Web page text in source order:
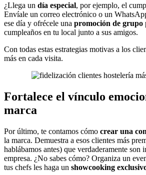
¿Llega un día especial, por ejemplo, el
Envíale un correo electrónico o un
ese día y ofrécele una promoción de grupo
cumpleaños en tu local junto a sus amigos.
Con todas estas estrategias motivas a los
más en cada visita.
Fortalece el vínculo
marca
Por último, te contamos cómo crear una
la marca. Demuestra a esos clientes más
hablábamos antes) que verdaderamente son
empresa. ¿No sabes cómo? Organiza un
tus chefs les haga un showcooking